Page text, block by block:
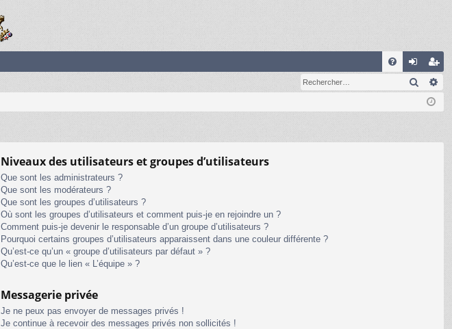
on
on
ns
cri
on
Niveaux des utilisateurs et groupes d’utilisateurs
Que sont les administrateurs ?
Que sont les modérateurs ?
Que sont les groupes d’utilisateurs ?
Où sont les groupes d’utilisateurs et comment puis-je en rejoindre un ?
Comment puis-je devenir le responsable d’un groupe d’utilisateurs ?
Pourquoi certains groupes d’utilisateurs apparaissent dans une couleur différente ?
Qu’est-ce qu’un « groupe d’utilisateurs par défaut » ?
Qu’est-ce que le lien « L’équipe » ?
Messagerie privée
Je ne peux pas envoyer de messages privés !
Je continue à recevoir des messages privés non sollicités !